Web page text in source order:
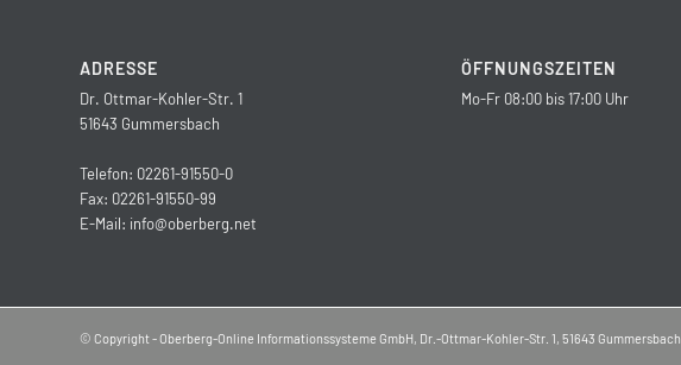
ADRESSE
Dr. Ottmar-Kohler-Str. 1
51643 Gummersbach
Telefon: 02261-91550-0
Fax: 02261-91550-99
E-Mail: info@oberberg.net
ÖFFNUNGSZEITEN
Mo-Fr 08:00 bis 17:00 Uhr
© Copyright - Oberberg-Online Informationssysteme GmbH, Dr.-Ottmar-Kohler-Str. 1, 51643 Gummersbach